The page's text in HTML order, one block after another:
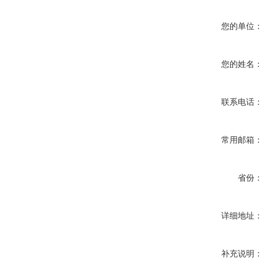
您的单位：
您的姓名：
联系电话：
常用邮箱：
省份：
详细地址：
补充说明：